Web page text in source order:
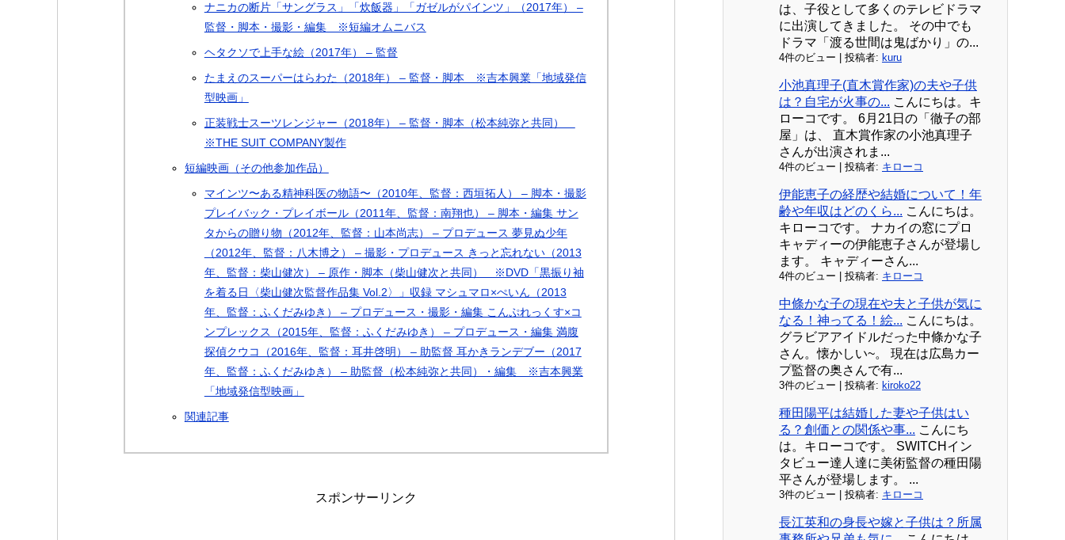
ナニカの断片「サングラス」「炊飯器」「ガゼルがパインツ」（2017年） –
監督・脚本・撮影・編集 ※短編オムニバス
ヘタクソで上手な絵（2017年） – 監督
たまえのスーパーはらわた（2018年） – 監督・脚本 ※吉本興業「地域発信
型映画」
正装戦士スーツレンジャー（2018年） – 監督・脚本（松本純弥と共同）
※THE SUIT COMPANY製作
短編映画（その他参加作品）
マインツ〜ある精神科医の物語〜（2010年、監督：西垣拓人） – 脚本・撮影
プレイバック・プレイボール（2011年、監督：南翔也） – 脚本・編集 サン
タからの贈り物（2012年、監督：山本尚志） – プロデュース 夢見ぬ少年
（2012年、監督：八木博之） – 撮影・プロデュース きっと忘れない（2013
年、監督：柴山健次） – 原作・脚本（柴山健次と共同） ※DVD「黒振り袖
を着る日〈柴山健次監督作品集 Vol.2〉」収録 マシュマロ×ぺいん（2013
年、監督：ふくだみゆき） – プロデュース・撮影・編集 こんぷれっくす×コ
ンプレックス（2015年、監督：ふくだみゆき） – プロデュース・編集 満腹
探偵クウコ（2016年、監督：耳井啓明） – 助監督 耳かきランデブー（2017
年、監督：ふくだみゆき） – 助監督（松本純弥と共同）・編集 ※吉本興業
「地域発信型映画」
関連記事
スポンサーリンク
は、子役として多くのテレビドラマ
に出演してきました。 その中でも
ドラマ「渡る世間は鬼ばかり」の...
4件のビュー 投稿者: kuru
小池真理子(直木賞作家)の夫や子供
は？自宅が火事の... こんにちは。キ
ローコです。 6月21日の「徹子の部
屋」は、 直木賞作家の小池真理子
さんが出演されま...
4件のビュー 投稿者: キローコ
伊能恵子の経歴や結婚について！年
齢や年収はどのくら... こんにちは。
キローコです。 ナカイの窓にプロ
キャディーの伊能恵子さんが登場し
ます。 キャディーさん...
4件のビュー 投稿者: キローコ
中條かな子の現在や夫と子供が気に
なる！神ってる！絵... こんにちは。
グラビアアイドルだった中條かな子
さん。懐かしい~。 現在は広島カー
プ監督の奥さんで有...
3件のビュー 投稿者: kiroko22
種田陽平は結婚した妻や子供はい
る？創価との関係や事... こんにち
は。キローコです。 SWITCHイン
タビュー達人達に美術監督の種田陽
平さんが登場します。 ...
3件のビュー 投稿者: キローコ
長江英和の身長や嫁と子供は？所属